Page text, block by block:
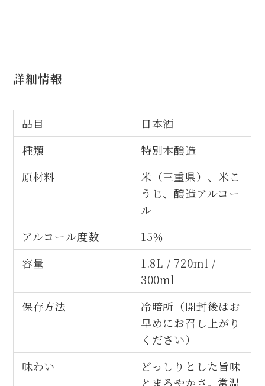
詳細情報
品目
日本酒
種類
特別本醸造
原材料
米（三重県）、米こ
うじ、醸造アルコー
ル
アルコール度数
15％
容量
1.8L / 720ml /
300ml
保存方法
冷暗所（開封後はお
早めにお召し上がり
ください）
味わい
どっしりとした旨味
とまろやかさ。常温